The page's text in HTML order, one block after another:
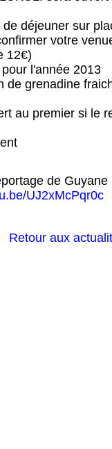
de déjeuner sur
votre
12€)
l'année 2013
de grenadine
au premier si le
de
UJ2xMcPqr0c
Retour aux